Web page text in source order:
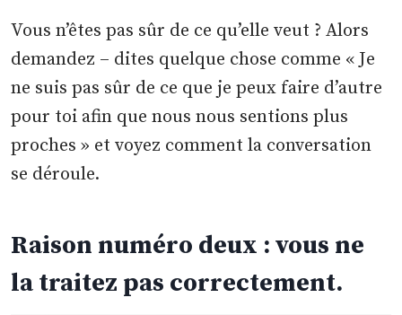
Vous n’êtes pas sûr de ce qu’elle veut ? Alors
demandez – dites quelque chose comme « Je
ne suis pas sûr de ce que je peux faire d’autre
pour toi afin que nous nous sentions plus
proches » et voyez comment la conversation
se déroule.
Raison numéro deux : vous ne
la traitez pas correctement.